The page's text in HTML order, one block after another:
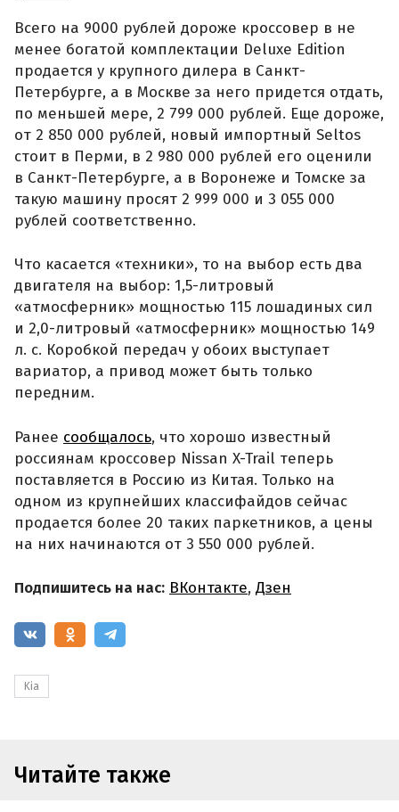
Всего на 9000 рублей дороже кроссовер в не
менее богатой комплектации Deluxe Edition
продается у крупного дилера в Санкт-
Петербурге, а в Москве за него придется отдать,
по меньшей мере, 2 799 000 рублей. Еще дороже,
от 2 850 000 рублей, новый импортный Seltos
стоит в Перми, в 2 980 000 рублей его оценили
в Санкт-Петербурге, а в Воронеже и Томске за
такую машину просят 2 999 000 и 3 055 000
рублей соответственно.
Что касается «техники», то на выбор есть два
двигателя на выбор: 1,5-литровый
«атмосферник» мощностью 115 лошадиных сил
и 2,0-литровый «атмосферник» мощностью 149
л. с. Коробкой передач у обоих выступает
вариатор, а привод может быть только
передним.
Ранее сообщалось, что хорошо известный
россиянам кроссовер Nissan X-Trail теперь
поставляется в Россию из Китая. Только на
одном из крупнейших классифайдов сейчас
продается более 20 таких паркетников, а цены
на них начинаются от 3 550 000 рублей.
Подпишитесь на нас: ВКонтакте, Дзен
Kia
Читайте также